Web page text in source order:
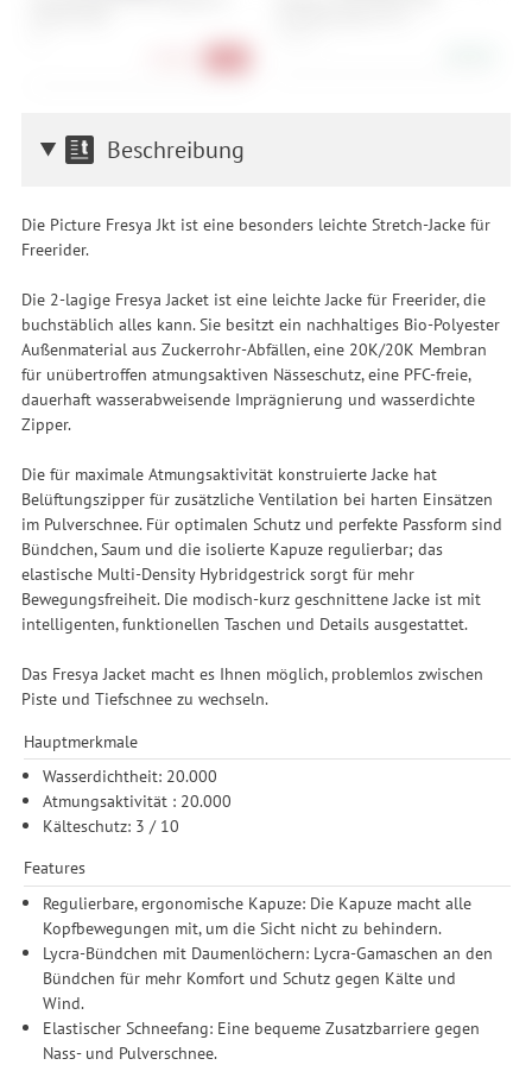
Beschreibung
Die Picture Fresya Jkt ist eine besonders leichte Stretch-Jacke für
Freerider.
Die 2-lagige Fresya Jacket ist eine leichte Jacke für Freerider, die
buchstäblich alles kann. Sie besitzt ein nachhaltiges Bio-Polyester
Außenmaterial aus Zuckerrohr-Abfällen, eine 20K/20K Membran
für unübertroffen atmungsaktiven Nässeschutz, eine PFC-freie,
dauerhaft wasserabweisende Imprägnierung und wasserdichte
Zipper.
Die für maximale Atmungsaktivität konstruierte Jacke hat
Belüftungszipper für zusätzliche Ventilation bei harten Einsätzen
im Pulverschnee. Für optimalen Schutz und perfekte Passform sind
Bündchen, Saum und die isolierte Kapuze regulierbar; das
elastische Multi-Density Hybridgestrick sorgt für mehr
Bewegungsfreiheit. Die modisch-kurz geschnittene Jacke ist mit
intelligenten, funktionellen Taschen und Details ausgestattet.
Das Fresya Jacket macht es Ihnen möglich, problemlos zwischen
Piste und Tiefschnee zu wechseln.
Hauptmerkmale
Wasserdichtheit: 20.000
Atmungsaktivität : 20.000
Kälteschutz: 3 / 10
Features
Regulierbare, ergonomische Kapuze: Die Kapuze macht alle
Kopfbewegungen mit, um die Sicht nicht zu behindern.
Lycra-Bündchen mit Daumenlöchern: Lycra-Gamaschen an den
Bündchen für mehr Komfort und Schutz gegen Kälte und
Wind.
Elastischer Schneefang: Eine bequeme Zusatzbarriere gegen
Nass- und Pulverschnee.